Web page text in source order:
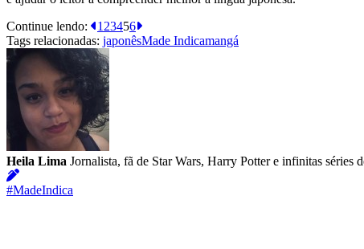
Continue lendo:
1 23456
Tags relacionadas: japonêsMade Indicamangá
Heila Lima Jornalista, fã de Star Wars, Harry Potter e infinitas séries
#MadeIndica